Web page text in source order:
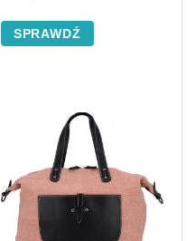
SPRAWDŹ